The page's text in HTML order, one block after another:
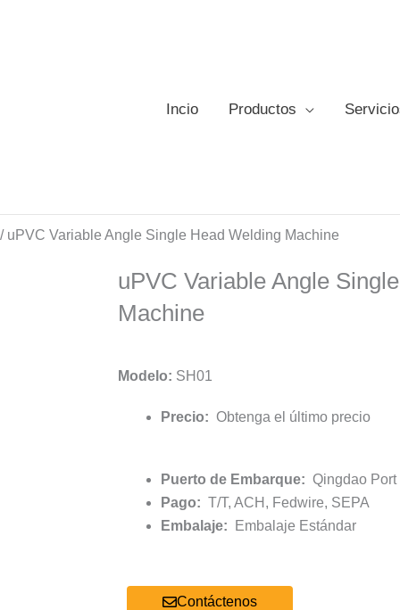
Incio Productos
uPVC Variable Angle Single Head Welding Machine
uPVC Variable Angle
Machine
Modelo: SH01
Precio: Obtenga el último precio
Puerto de Embarque: Qingdao
Pago: T/T, ACH, Fedwire, SEPA
Embalaje: Embalaje Estándar
Contáctenos